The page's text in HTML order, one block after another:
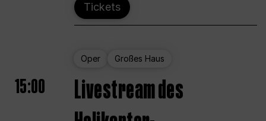
Tickets
Oper Großes Haus
15:00
Livestream des